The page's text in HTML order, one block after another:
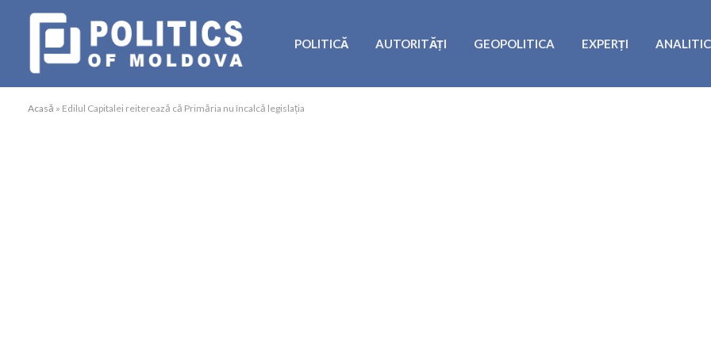
POLITICĂ AUTORITĂȚI GEOPOLITICA EXPERȚI
Acasă » Edilul Capitalei reiterează că Primăria nu încalcă legislația